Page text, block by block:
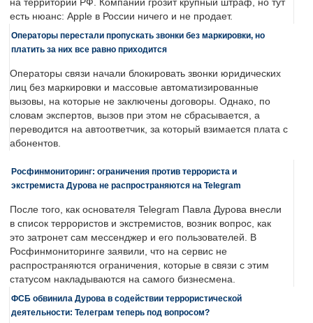
на территории РФ. Компании грозит крупный штраф, но тут
есть нюанс: Apple в России ничего и не продает.
Операторы перестали пропускать звонки без маркировки, но
платить за них все равно приходится
Операторы связи начали блокировать звонки юридических
лиц без маркировки и массовые автоматизированные
вызовы, на которые не заключены договоры. Однако, по
словам экспертов, вызов при этом не сбрасывается, а
переводится на автоответчик, за который взимается плата с
абонентов.
Росфинмониторинг: ограничения против террориста и
экстремиста Дурова не распространяются на Telegram
После того, как основателя Telegram Павла Дурова внесли
в список террористов и экстремистов, возник вопрос, как
это затронет сам мессенджер и его пользователей. В
Росфинмониторинге заявили, что на сервис не
распространяются ограничения, которые в связи с этим
статусом накладываются на самого бизнесмена.
ФСБ обвинила Дурова в содействии террористической
деятельности: Телеграм теперь под вопросом?